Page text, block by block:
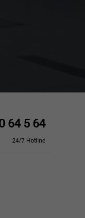
64 5 64
24/7 Hotline